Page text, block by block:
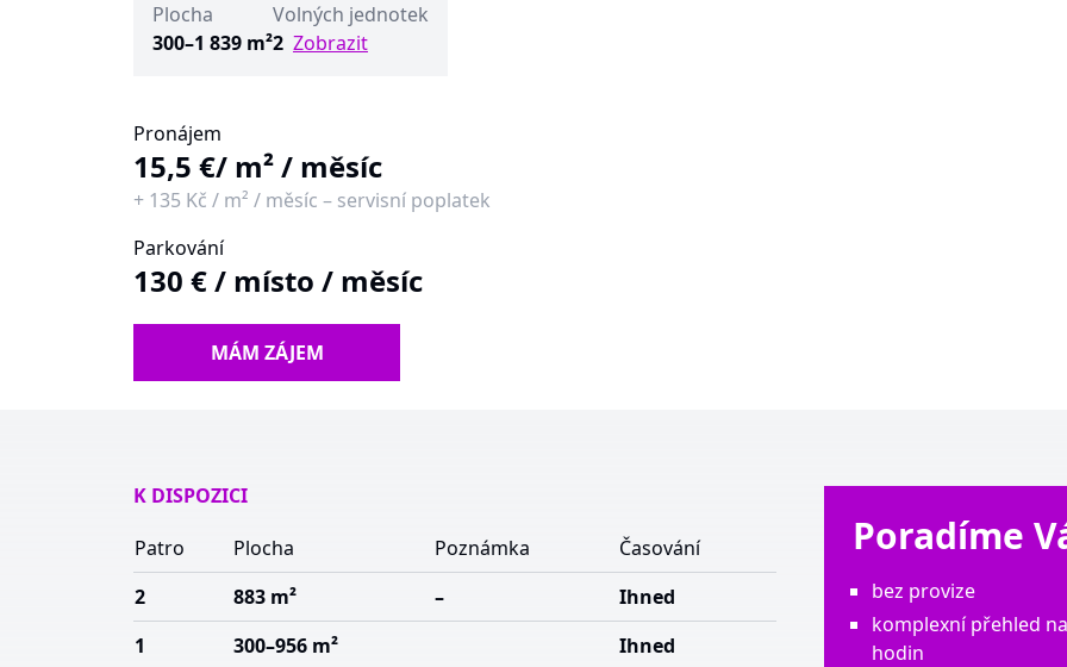
Plocha
300–1 839 m²
Volných jednotek
2 Zobrazit
Pronájem
15,5 €/ m² / měsíc
+ 135 Kč / m² / měsíc – servisní poplatek
Parkování
130 €/ místo / měsíc
MÁM ZÁJEM
K DISPOZICI
Patro
Plocha Poznámka
Časování
2
883 m² –
Ihned
1
300–956 m² Ihned
Poradíme
bez provize
komplexní přehled
hodin